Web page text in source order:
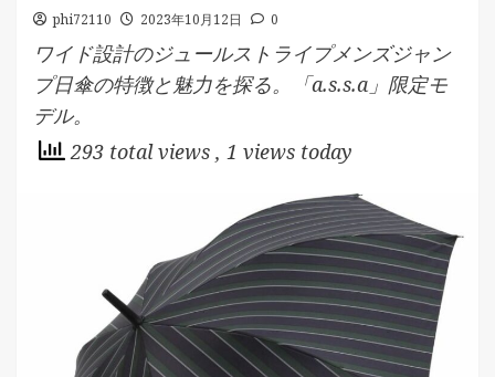
phi72110 2023年10月12日 0
ワイド設計のジュールストライプメンズジャン
プ日傘の特徴と魅力を探る。「a.s.s.a」限定モ
デル。
293 total views , 1 views today